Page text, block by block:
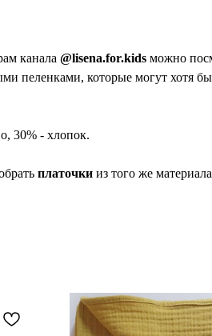
канала @lisena.for.kids можно
пеленками, которые могут хотя бы
30% - хлопок.
платочки из того же